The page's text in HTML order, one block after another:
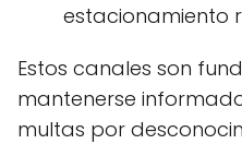
estacionamiento
Estos canales son
mantenerse
multas por